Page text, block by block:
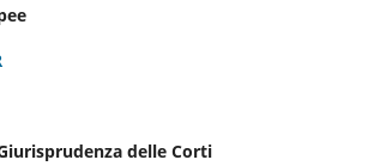
delle Corti